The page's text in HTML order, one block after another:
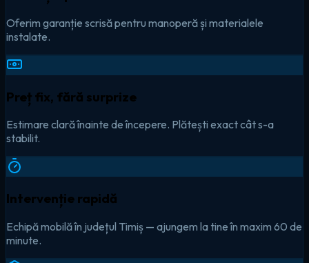
Oferim garanție scrisă pentru manoperă și materialele
instalate.
Preț fix, fără surprize
Estimare clară înainte de începere. Plătești exact cât s-a
stabilit.
Intervenție rapidă
Echipă mobilă în județul Timiș — ajungem la tine în maxim 60 de
minute.